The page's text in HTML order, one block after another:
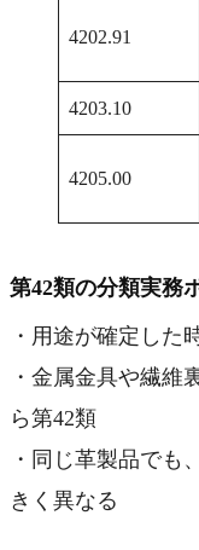
4202.91
4203.10
4205.00
第42類の分類実務
・用途が確定した
・金属金具や繊維
ら第42類
・同じ革製品でも
きく異なる